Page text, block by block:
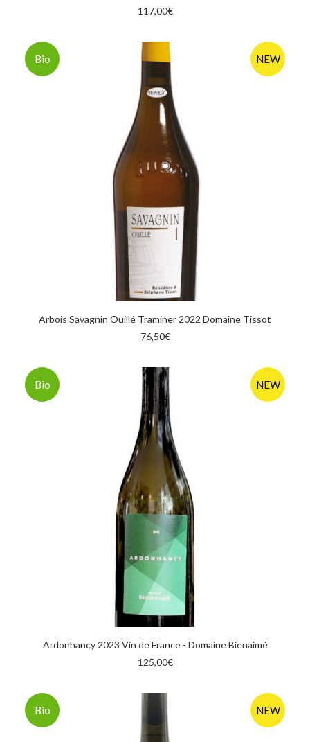
117,00€
Bio NEW
AGGIUNGI AL CARRELLO
Arbois Savagnin Ouillé Traminer 2022 Domaine Tissot
76,50€
Bio NEW
AGGIUNGI AL CARRELLO
Ardonhancy 2023 Vin de France - Domaine Bienaimé
125,00€
Bio NEW